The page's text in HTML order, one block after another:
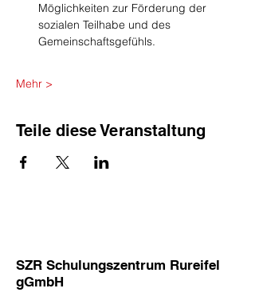
Möglichkeiten zur Förderung der
sozialen Teilhabe und des
Gemeinschaftsgefühls.
Mehr >
Teile diese Veranstaltung
SZR Schulungszentrum Rureifel
gGmbH